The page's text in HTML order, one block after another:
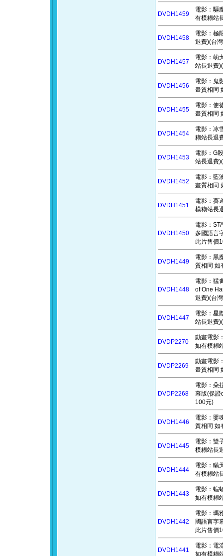
DVDH1459
電影：驅
有模糊站
DVDH1458
電影：極
退費)(台
DVDH1457
電影：萌
站長退費
DVDH1456
電影：鬼
畫質相同
DVDH1455
電影：使
畫質相同
DVDH1454
電影：冰
糊站長退
DVDH1453
電影：G
站長退費
DVDH1452
電影：藍
畫質相同
DVDH1451
電影：賽
模糊站長
DVDH1450
電影：
多國語言
此片售價
DVDH1449
電影：黑
質相同 如
DVDH1448
電影：猛
of One
退費)(台
DVDH1447
電影：星
站長退費
DVDP2270
動畫電影
如有模糊
DVDP2269
動畫電影
畫質相同
DVDP2268
電影：朵
幕版(保證
100元)
DVDH1446
電影：嬰
質相同 如
DVDH1445
電影：雙
模糊站長
DVDH1444
電影：瞞
有模糊站
DVDH1443
電影：蝙
如有模糊
DVDH1442
電影：瑪
國語言字
此片售價
DVDH1441
電影：電
如有模糊